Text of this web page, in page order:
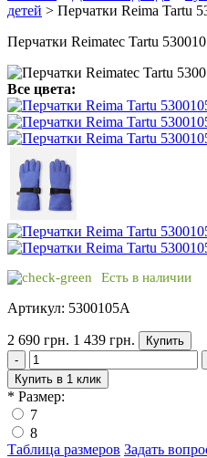
детей > Перчатки Reima Tartu
Перчатки Reimatec Tartu
Все цвета:
Есть в наличии
Артикул: 5300105A
2 690 грн. 1 439 грн.
Купить
-
Купить в 1 клик
* Размер:
7
8
Таблица размеров Задать